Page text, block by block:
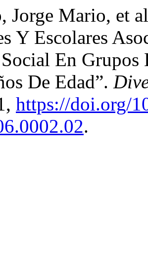
Jorge Mario, et
Y Escolares
En
De Edad”.
https://doi.org/
.